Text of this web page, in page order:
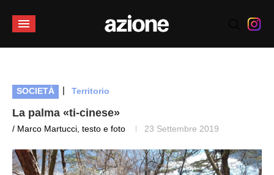
SOCIETÀ | Territorio
La palma «ti-cinese»
/ Marco Martucci, testo e foto 23 Settembre 2019